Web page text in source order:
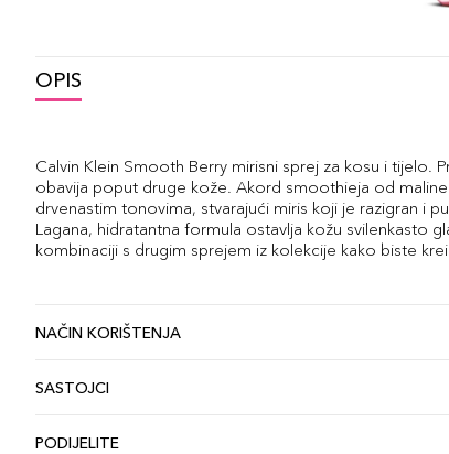
OPIS
Calvin Klein Smooth Berry mirisni sprej za kosu i tijelo.
obavija poput druge kože. Akord smoothieja od
drvenastim tonovima, stvarajući miris koji je razigran i
Lagana, hidratantna formula ostavlja kožu svilenkasto
kombinaciji s drugim sprejem iz kolekcije kako biste
NAČIN KORIŠTENJA
SASTOJCI
PODIJELITE